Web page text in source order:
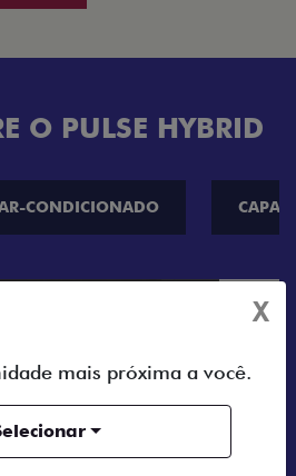
O PULSE HYBRID
CONDICIONADO
X
mais próxima a você.